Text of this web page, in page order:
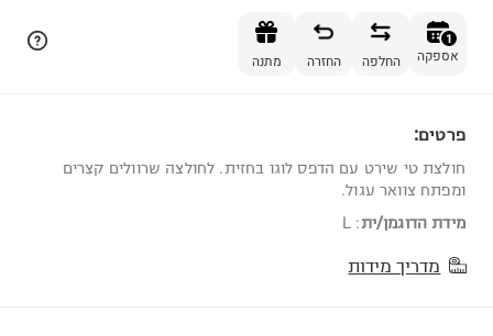
1
אספקה החלפה החזרה מתנה
פרטים:
חולצת טי שירט עם הדפס לוגו בחזית. לחולצה שרוולים קצרים
ומפתח צוואר עגול.
מידת הדוגמן/ית:
L
מדריך מידות